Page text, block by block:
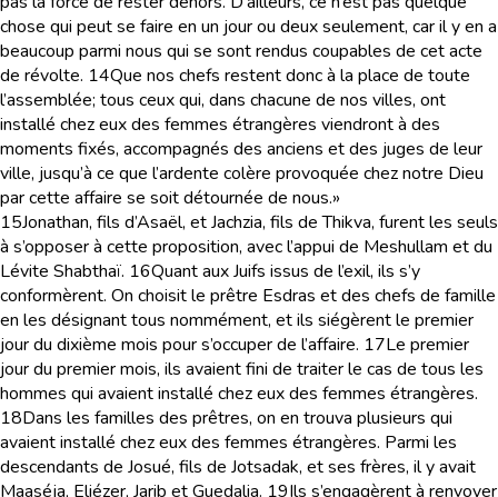
chose qui peut se faire en un jour ou deux seulement, car il y en a
beaucoup parmi nous qui se sont rendus coupables de cet acte
de révolte. 14Que nos chefs restent donc à la place de toute
l’assemblée; tous ceux qui, dans chacune de nos villes, ont
installé chez eux des femmes étrangères viendront à des
moments fixés, accompagnés des anciens et des juges de leur
ville, jusqu’à ce que l’ardente colère provoquée chez notre Dieu
par cette affaire se soit détournée de nous.»
15Jonathan, fils d’Asaël, et Jachzia, fils de Thikva, furent les seuls
à s’opposer à cette proposition, avec l’appui de Meshullam et du
Lévite Shabthaï. 16Quant aux Juifs issus de l’exil, ils s’y
conformèrent. On choisit le prêtre Esdras et des chefs de famille
en les désignant tous nommément, et ils siégèrent le premier
jour du dixième mois pour s’occuper de l’affaire. 17Le premier
jour du premier mois, ils avaient fini de traiter le cas de tous les
hommes qui avaient installé chez eux des femmes étrangères.
18Dans les familles des prêtres, on en trouva plusieurs qui
avaient installé chez eux des femmes étrangères. Parmi les
descendants de Josué, fils de Jotsadak, et ses frères, il y avait
Maaséja, Eliézer, Jarib et Guedalia. 19Ils s’engagèrent à renvoyer